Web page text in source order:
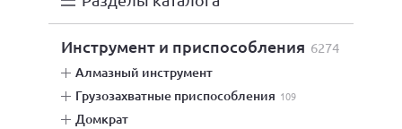
инструмент и приспособления 6274
алмазный инструмент
грузозахватные приспособления 109
домкрат